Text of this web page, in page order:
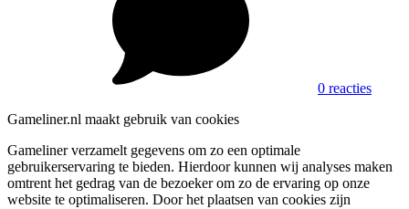
0 reacties
Gameliner.nl maakt gebruik van cookies
Gameliner verzamelt gegevens om zo een optimale
gebruikerservaring te bieden. Hierdoor kunnen wij analyses maken
omtrent het gedrag van de bezoeker om zo de ervaring op onze
website te optimaliseren. Door het plaatsen van cookies zijn